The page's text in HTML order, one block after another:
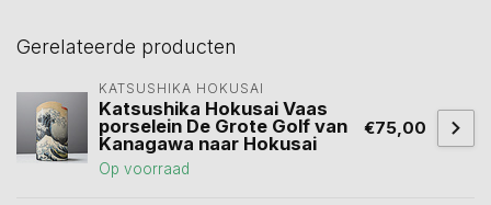
Gerelateerde producten
KATSUSHIKA HOKUSAI
Katsushika Hokusai Vaas
porselein De Grote Golf van
Kanagawa naar Hokusai
Op voorraad
€75,00